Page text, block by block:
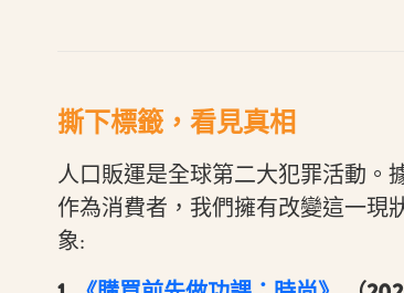
撕下標籤，看見真相
人口販運是全球第二大犯罪活動。
作為消費者，我們擁有改變這一現
象: